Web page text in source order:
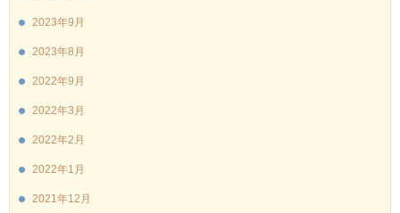
2023年9月
2023年8月
2022年9月
2022年3月
2022年2月
2022年1月
2021年12月